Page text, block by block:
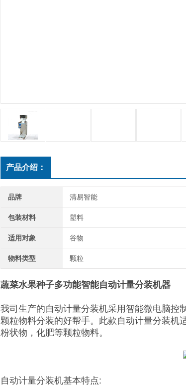
产品介绍：
品牌 清易智能
包装材料 塑料
适用对象 谷物
物料类型 颗粒
蔬菜水果种子多功能智能自动计量分装机器
我司生产的自动计量分装机采用智能微电脑控
颗粒物料分装的好帮手。此款自动计量分装机
粉状物，化肥等颗粒物料。
自动计量分装机基本特点: